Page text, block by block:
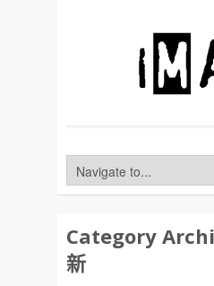
Category
新